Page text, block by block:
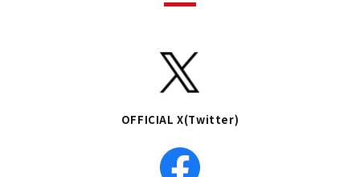
OFFICIAL X(Twitter)